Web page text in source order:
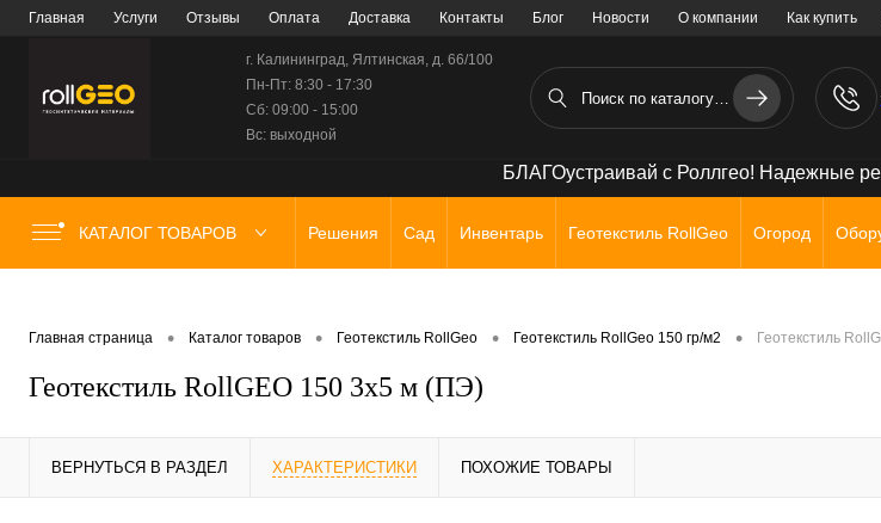
Главная Услуги Отзывы Оплата Доставка Контакты Блог Новости О компании Как купить
г. Калининград, Ялтинская, д. 66/100
Пн-Пт: 8:30 - 17:30
Сб: 09:00 - 15:00
Вс: выходной
БЛАГОустраивай с Роллгео! Надежные
КАТАЛОГ ТОВАРОВ Решения Сад Инвентарь Геотекстиль RollGeo Огород
Главная страница • Каталог товаров • Геотекстиль RollGeo • Геотекстиль RollGeo 150 гр/м2 • Геотекстиль
Геотекстиль RollGEO 150 3х5 м (ПЭ)
ВЕРНУТЬСЯ В РАЗДЕЛ ХАРАКТЕРИСТИКИ ПОХОЖИЕ ТОВАРЫ